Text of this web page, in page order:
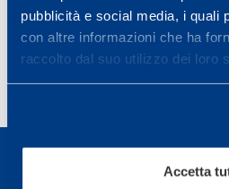
pubblicità e social media, i quali
con altre informazioni che ha
raccolto dal suo utilizzo dei loro
Accetta
Read all
«Previous page
Page
1 … Page
22 23